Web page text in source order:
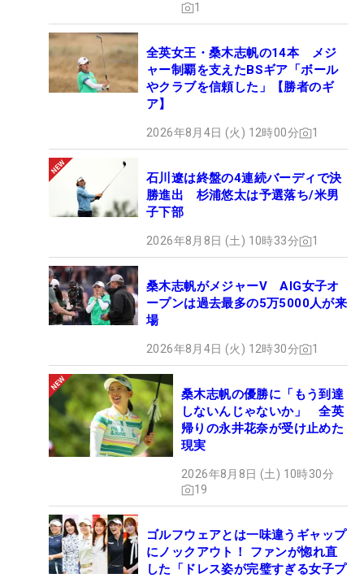
1
全英女王・桑木志帆の14本 メジ
ャー制覇を支えたBSギア「ボール
やクラブを信頼した」【勝者のギ
ア】
2026年8月4日 (火) 12時00分 1
石川遼は終盤の4連続バーディで決
勝進出 杉浦悠太は予選落ち/米男
子下部
2026年8月8日 (土) 10時33分 1
桑木志帆がメジャーV AIG女子オ
ープンは過去最多の5万5000人が来
場
2026年8月4日 (火) 12時30分 1
桑木志帆の優勝に「もう到達
しないんじゃないか」 全英
帰りの永井花奈が受け止めた
現実
2026年8月8日 (土) 10時30分
19
ゴルフウェアとは一味違うギャップ
にノックアウト！ ファンが惚れ直
した「ドレス姿が完璧すぎる女子プ